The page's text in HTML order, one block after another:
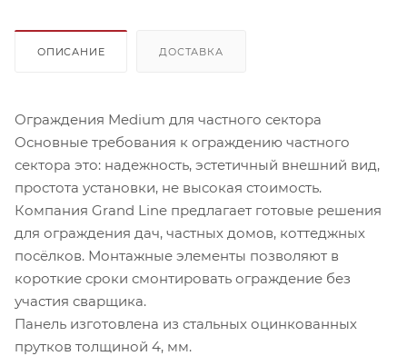
ОПИСАНИЕ ДОСТАВКА
Ограждения Medium для частного сектора
Основные требования к ограждению частного
сектора это: надежность, эстетичный внешний вид,
простота установки, не высокая стоимость.
Компания Grand Line предлагает готовые решения
для ограждения дач, частных домов, коттеджных
посёлков. Монтажные элементы позволяют в
короткие сроки смонтировать ограждение без
участия сварщика.
Панель изготовлена из стальных оцинкованных
прутков толщиной 4, мм.